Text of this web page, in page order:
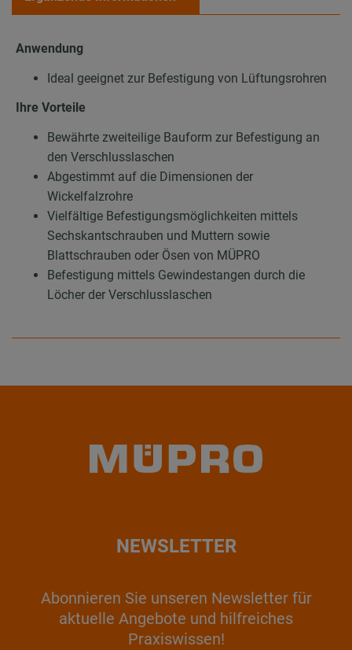
Anwendung
Ideal geeignet zur Befestigung von Lüftungsrohren
Ihre Vorteile
Bewährte zweiteilige Bauform zur Befestigung an
den Verschlusslaschen
Abgestimmt auf die Dimensionen der
Wickelfalzrohre
Vielfältige Befestigungsmöglichkeiten mittels
Sechskantschrauben und Muttern sowie
Blattschrauben oder Ösen von MÜPRO
Befestigung mittels Gewindestangen durch die
Löcher der Verschlusslaschen
NEWSLETTER
Abonnieren Sie unseren Newsletter für
aktuelle Angebote und hilfreiches
Praxiswissen!